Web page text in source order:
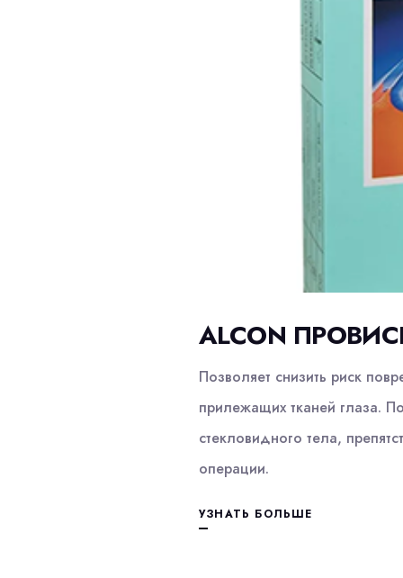
ALCON
Позволяет снизить риск
прилежащих тканей глаза.
стекловидного тела,
операции.
УЗНАТЬ БОЛЬШЕ